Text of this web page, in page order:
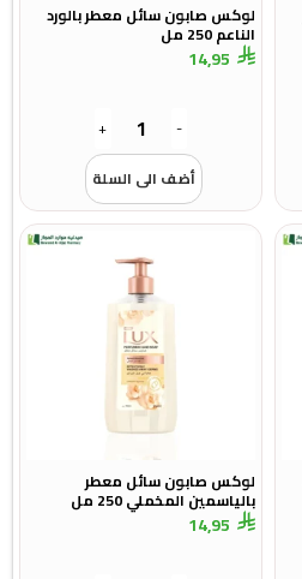
لوكس صابون سائل معطر بالورد
الناعم 250 مل
14,95
-
+
أضف الى السلة
لوكس صابون سائل معطر
بالياسمين المخملي 250 مل
14,95